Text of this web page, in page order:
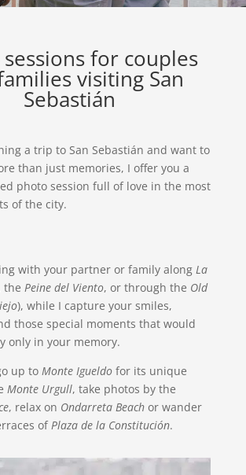
for couples
visiting San
Sebastián
a trip to San Sebastián and want to
than just memories, I offer you a
photo session full of love in the most
of the city.
with your partner or family along La
the Peine del Viento, or through the Old
), while I capture your smiles,
those special moments that would
only in your memory.
up to Monte Igueldofor its unique
Monte Urgull, take photos by the
, relax on Ondarreta Beachor wander
ofPlaza de la Constitución.